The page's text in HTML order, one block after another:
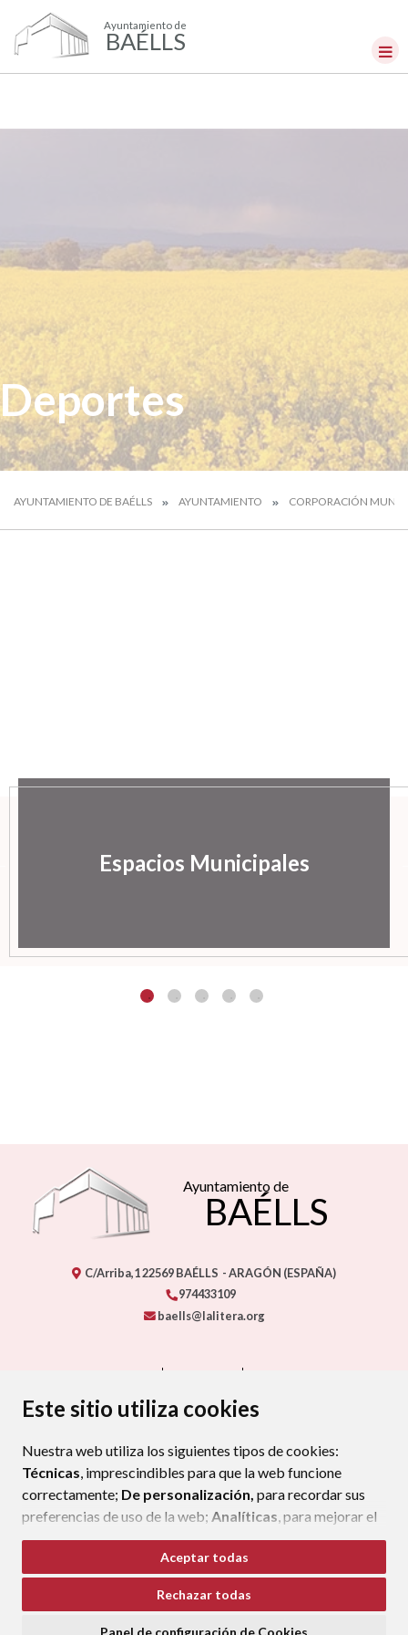
Este sitio utiliza cookies
Nuestra web utiliza los siguientes tipos de cookies:
Técnicas, imprescindibles para que la web funcione
correctamente; De personalización, para recordar sus
preferencias de uso de la web; Analíticas, para mejorar el
funcionamiento de la web y sus servicios.
Si acepta pulsando el botón“Aceptar todas”
consideramos que acepta su uso. Si pulsa el botón
Aceptar todas
Rechazar todas
Panel de configuración de Cookies
Ayuntamiento de
BAÉLLS
Deportes
AYUNTAMIENTO DE BAÉLLS AYUNTAMIENTO CORPORACIÓN
Espacios Municipales
Ayuntamiento de
BAÉLLS
C/Arriba,122569BAÉLLS - ARAGÓN (ESPAÑA)
974433109
baells@lalitera.org
PROTECCIÓN DE DATOS
POLÍTICA DE COOKIES